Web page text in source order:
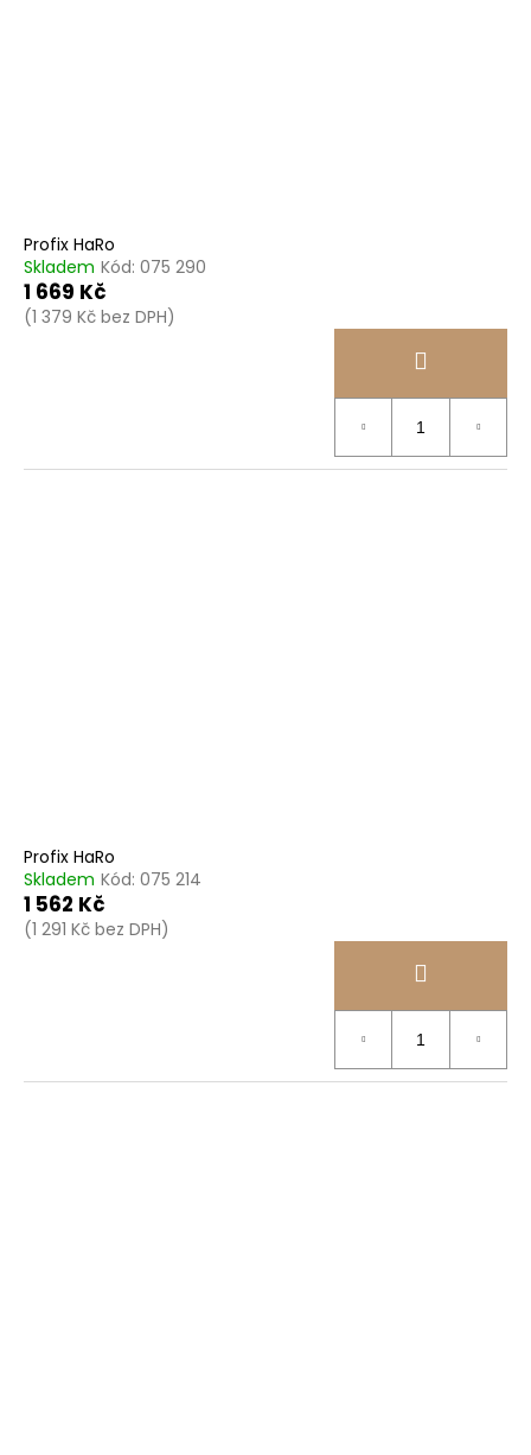
Profix HaRo
Skladem Kód: 075 290
1 669 Kč
(1 379 Kč bez DPH)
Profix HaRo
Skladem Kód: 075 214
1 562 Kč
(1 291 Kč bez DPH)